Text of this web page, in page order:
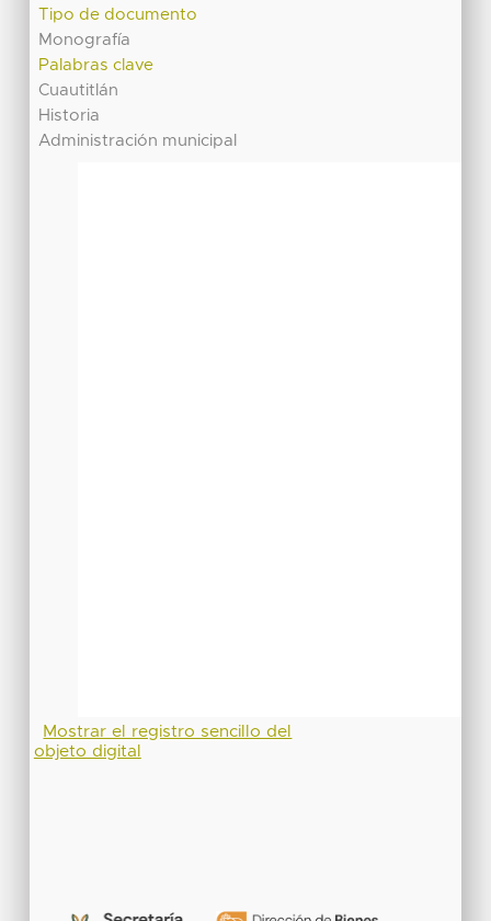
Tipo de documento
Monografía
Palabras clave
Cuautitlán
Historia
Administración municipal
Mostrar el registro sencillo del
objeto digital